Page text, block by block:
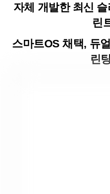
자체 개발한 최신
린
스마트OS 채택, 듀
린